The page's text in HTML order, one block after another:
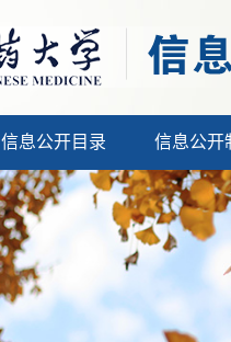
信息公开目录 信息公开